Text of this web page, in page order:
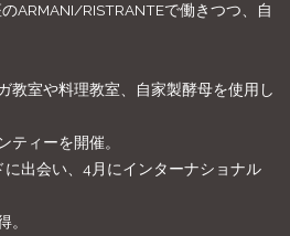
ARMANI/RISTRANTEで働きつつ、自
教室や料理教室、自家製酵母を使用し
ティーを開催。
出会い、4月にインターナショナル
。